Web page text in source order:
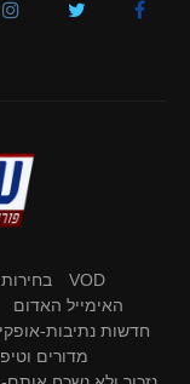
VOD בחירות 2021
האימייל האדום
חדשות נתיבות-
מדורים